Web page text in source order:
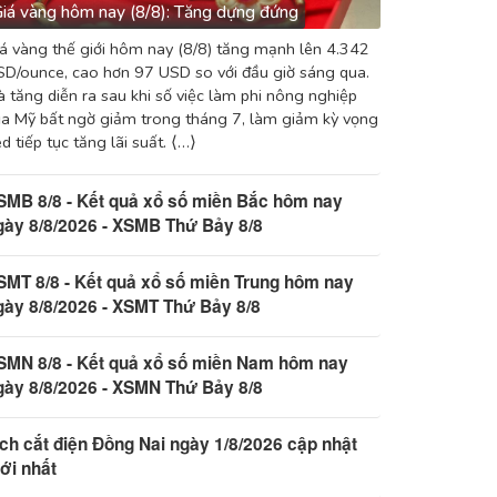
vàng hôm nay (8/8): Tăng dựng đứng
vàng thế giới hôm nay (8/8) tăng mạnh lên 4.342
ounce, cao hơn 97 USD so với đầu giờ sáng qua.
tăng diễn ra sau khi số việc làm phi nông nghiệp
Mỹ bất ngờ giảm trong tháng 7, làm giảm kỳ vọng
tiếp tục tăng lãi suất. ⟨…⟩
8/8 - Kết quả xổ số miền Bắc hôm nay
8/8/2026 - XSMB Thứ Bảy 8/8
8/8 - Kết quả xổ số miền Trung hôm nay
8/8/2026 - XSMT Thứ Bảy 8/8
8/8 - Kết quả xổ số miền Nam hôm nay
8/8/2026 - XSMN Thứ Bảy 8/8
cắt điện Đồng Nai ngày 1/8/2026 cập nhật
nhất